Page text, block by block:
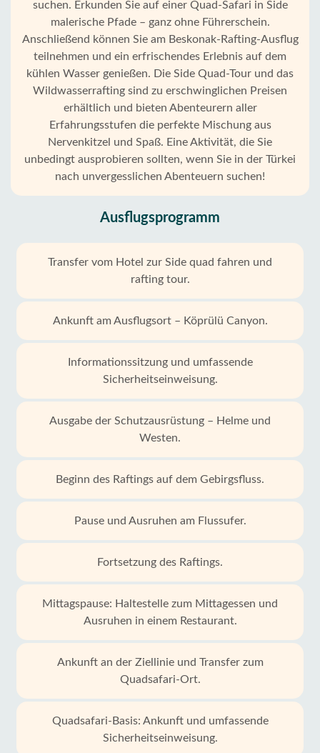
suchen. Erkunden Sie auf einer Quad-Safari in Side
malerische Pfade – ganz ohne Führerschein.
Anschließend können Sie am Beskonak-Rafting-Ausflug
teilnehmen und ein erfrischendes Erlebnis auf dem
kühlen Wasser genießen. Die Side Quad-Tour und das
Wildwasserrafting sind zu erschwinglichen Preisen
erhältlich und bieten Abenteurern aller
Erfahrungsstufen die perfekte Mischung aus
Nervenkitzel und Spaß. Eine Aktivität, die Sie
unbedingt ausprobieren sollten, wenn Sie in der Türkei
nach unvergesslichen Abenteuern suchen!
Ausflugsprogramm
Transfer vom Hotel zur Side quad fahren und
rafting tour.
Ankunft am Ausflugsort – Köprülü Canyon.
Informationssitzung und umfassende
Sicherheitseinweisung.
Ausgabe der Schutzausrüstung – Helme und
Westen.
Beginn des Raftings auf dem Gebirgsfluss.
Pause und Ausruhen am Flussufer.
Fortsetzung des Raftings.
Mittagspause: Haltestelle zum Mittagessen und
Ausruhen in einem Restaurant.
Ankunft an der Ziellinie und Transfer zum
Quadsafari-Ort.
Quadsafari-Basis: Ankunft und umfassende
Sicherheitseinweisung.